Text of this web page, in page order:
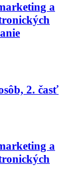
a
2. časť
a